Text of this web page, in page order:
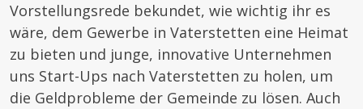
Vorstellungsrede bekundet, wie wichtig ihr es
wäre, dem Gewerbe in Vaterstetten eine Heimat
zu bieten und junge, innovative Unternehmen
uns Start-Ups nach Vaterstetten zu holen, um
die Geldprobleme der Gemeinde zu lösen. Auch